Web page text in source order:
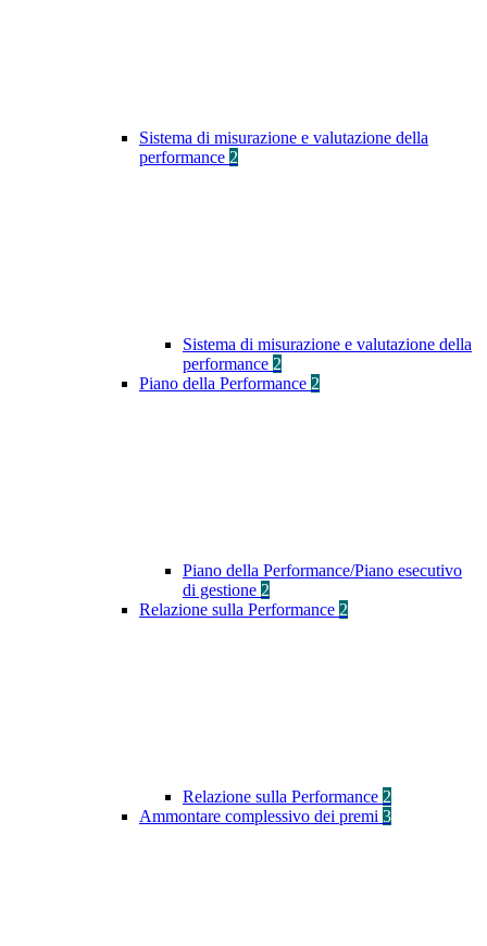
Sistema di misurazione e valutazione della
performance 2
Sistema di misurazione e valutazione della
performance 2
Piano della Performance 2
Piano della Performance/Piano esecutivo
di gestione 2
Relazione sulla Performance 2
Relazione sulla Performance 2
Ammontare complessivo dei premi 3